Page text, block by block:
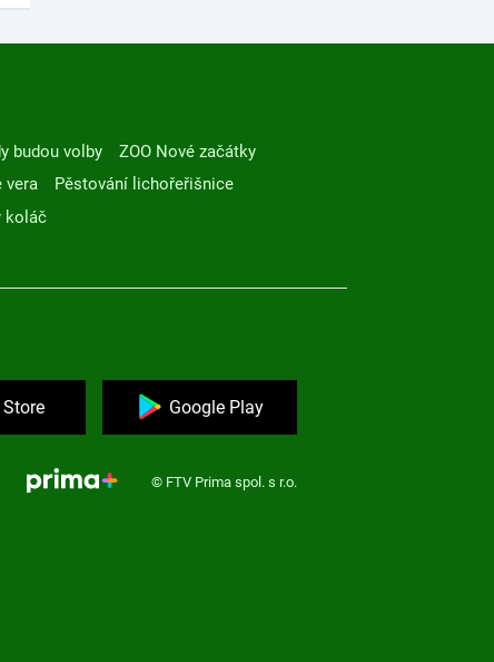
budou volby
ZOO Nové začátky
vera
Pěstování lichořeřišnice
koláč
Google Play
© FTV Prima spol. s r.o.